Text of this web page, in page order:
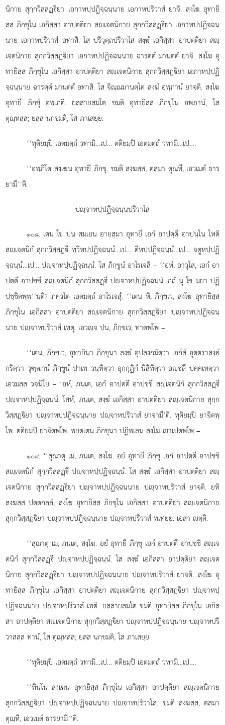
นิกาย สุกฺกวิสฺสฏฺิยา เอกาหปฺปฏิจฺฉนฺนาย เอกาหปริวาสํ ยาจิ. สงฺโฆ อุทายิ
สฺส ภิกฺขุโน เอกิสฺสา อาปตฺติยา สฺเจตนิกาย สุกฺกวิสฺสฏฺิยา เอกาหปฺปฏิจฺฉนฺ
นาย เอกาหปริวาสํ อทาสิ. โส ปริวุตฺถปริวาโส สงฺฆํ เอกิสฺสา อาปตฺติยา สฺ
เจตนิกาย สุกฺกวิสฺสฏฺิยา เอกาหปฺปฏิจฺฉนฺนาย ฉารตฺตํ มานตฺตํ ยาจิ. สงฺโฆ อุ
ทายิสฺส ภิกฺขุโน เอกิสฺสา อาปตฺติยา สฺเจตนิกาย สุกฺกวิสฺสฏฺิยา เอกาหปฺปฏิ
จฺฉนฺนาย ฉารตฺตํ มานตฺตํ อทาสิ. โส จิณฺณมานตฺโต สงฺฆํ อพฺภานํ ยาจติ. สงฺโฆ
อุทายึ ภิกฺขุํ อพฺเภติ. ยสฺสายสฺมโต ขมติ อุทายิสฺส ภิกฺขุโน อพฺภานํ, โส
ตุณฺหสฺส; ยสฺส นกฺขมติ, โส ภาเสยฺย.
‘‘ทุติยมฺปิ เอตมตฺถํ วทามิ…เป… ตติยมฺปิ เอตมตฺถํ วทามิ…เป….
‘‘อพฺภิโต สงฺเฆน อุทายี ภิกฺขุ. ขมติ สงฺฆสฺส, ตสฺมา ตุณฺหี, เอวเมตํ ธาร
ยามี’’ติ.
ปฺจาหปฺปฏิจฺฉนฺนปริวาโส
๑๐๘. เตน โข ปน สมเยน อายสฺมา อุทายี เอกํ อาปตฺตึ อาปนฺโน โหติ
สฺเจตนิกํ สุกฺกวิสฺสฏฺึ ทฺวีหปฺปฏิจฺฉนฺนํ…เป… ตีหปฺปฏิจฺฉนฺนํ…เป… จตูหปฺปฏิ
จฺฉนฺนํ…เป… ปฺจาหปฺปฏิจฺฉนฺนํ. โส ภิกฺขูนํ อาโรเจสิ – ‘‘อหํ, อาวุโส, เอกํ อา
ปตฺตึ อาปชฺชึ สฺเจตนิกํ สุกฺกวิสฺสฏฺึ ปฺจาหปฺปฏิจฺฉนฺนํ. กถํ นุ โข มยา ปฏิ
ปชฺชิตพฺพ’’นฺติ? ภควโต เอตมตฺถํ อาโรเจสุํ. ‘‘เตน หิ, ภิกฺขเว, สงฺโฆ อุทายิสฺส
ภิกฺขุโน เอกิสฺสา อาปตฺติยา สฺเจตนิกาย สุกฺกวิสฺสฏฺิยา ปฺจาหปฺปฏิจฺฉนฺ
นาย ปฺจาหปริวาสํ เทตุ. เอวฺจ ปน, ภิกฺขเว, ทาตพฺโพ –
‘‘เตน, ภิกฺขเว, อุทายินา ภิกฺขุนา สงฺฆํ อุปสงฺกมิตฺวา เอกํสํ อุตฺตราสงฺคํ
กริตฺวา วุฑฺฒานํ ภิกฺขูนํ ปาเท วนฺทิตฺวา อุกฺกุฏิกํ นิสีทิตฺวา อฺชลึ ปคฺคเหตฺวา
เอวมสฺส วจนีโย – ‘อหํ, ภนฺเต, เอกํ อาปตฺตึ อาปชฺชึสฺเจตนิกํ สุกฺกวิสฺสฏฺึ
ปฺจาหปฺปฏิจฺฉนฺนํ. โสหํ, ภนฺเต, สงฺฆํ เอกิสฺสา อาปตฺติยา สฺเจตนิกาย สุกฺก
วิสฺสฏฺิยา ปฺจาหปฺปฏิจฺฉนฺนาย ปฺจาหปริวาสํ ยาจามี’ติ. ทุติยมฺปิ ยาจิตพฺ
โพ. ตติยมฺปิ ยาจิตพฺโพ. พฺยตฺเตน ภิกฺขุนา ปฏิพเลน สงฺโฆ าเปตพฺโพ –
๑๐๙. ‘‘สุณาตุ เม, ภนฺเต, สงฺโฆ. อยํ อุทายี ภิกฺขุ เอกํ อาปตฺตึ อาปชฺชิ
สฺเจตนิกํ สุกฺกวิสฺสฏฺึ ปฺจาหปฺปฏิจฺฉนฺนํ. โส สงฺฆํ เอกิสฺสา อาปตฺติยา สฺ
เจตนิกาย สุกฺกวิสฺสฏฺิยา ปฺจาหปฺปฏิจฺฉนฺนาย ปฺจาหปริวาสํ ยาจติ. ยทิ
สงฺฆสฺส ปตฺตกลฺลํ, สงฺโฆ อุทายิสฺสภิกฺขุโน เอกิสฺสา อาปตฺติยา สฺเจตนิกาย
สุกฺกวิสฺสฏฺิยา ปฺจาหปฺปฏิจฺฉนฺนาย ปฺจาหปริวาสํ ทเทยฺย. เอสา ตฺติ.
‘‘สุณาตุ เม, ภนฺเต, สงฺโฆ. อยํ อุทายี ภิกฺขุ เอกํ อาปตฺตึ อาปชฺชิ สฺเจ
ตนิกํ สุกฺกวิสฺสฏฺึ ปฺจาหปฺปฏิจฺฉนฺนํ. โส สงฺฆํ เอกิสฺสา อาปตฺติยา สฺเจต
นิกาย สุกฺกวิสฺสฏฺิยา ปฺจาหปฺปฏิจฺฉนฺนาย ปฺจาหปริวาสํ ยาจติ. สงฺโฆ อุ
ทายิสฺส ภิกฺขุโน เอกิสฺสา อาปตฺติยา สฺเจตนิกาย สุกฺกวิสฺสฏฺิยา ปฺจาหปฺ
ปฏิจฺฉนฺนาย ปฺจาหปริวาสํ เทติ. ยสฺสายสฺมโต ขมติ อุทายิสฺส ภิกฺขุโน เอกิสฺ
สา อาปตฺติยา สฺเจตนิกาย สุกฺกวิสฺสฏฺิยา ปฺจาหปฺปฏิจฺฉนฺนาย ปฺจาหปริ
วาสสฺส ทานํ, โส ตุณฺหสฺส; ยสฺส นกฺขมติ, โส ภาเสยฺย.
‘‘ทุติยมฺปิ เอตมตฺถํ วทามิ…เป… ตติยมฺปิ เอตมตฺถํ วทามิ…เป….
‘‘ทินฺโน สงฺเฆน อุทายิสฺส ภิกฺขุโน เอกิสฺสา อาปตฺติยา สฺเจตนิกาย
สุกฺกวิสฺสฏฺิยา ปฺจาหปฺปฏิจฺฉนฺนาย ปฺจาหปริวาโส. ขมติ สงฺฆสฺส, ตสฺมา
ตุณฺหี, เอวเมตํ ธารยามี’’ติ.